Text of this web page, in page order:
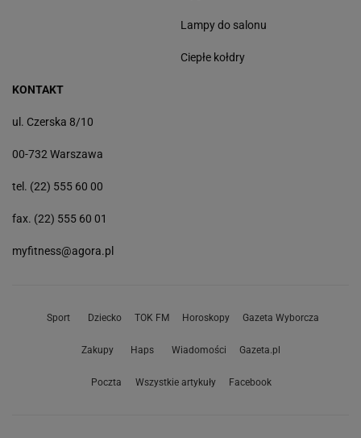
Lampy do salonu
Ciepłe kołdry
KONTAKT
ul. Czerska 8/10
00-732 Warszawa
tel. (22) 555 60 00
fax. (22) 555 60 01
myfitness@agora.pl
Sport Dziecko TOK FM Horoskopy Gazeta Wyborcza
Zakupy Haps Wiadomości Gazeta.pl
Poczta Wszystkie artykuły Facebook